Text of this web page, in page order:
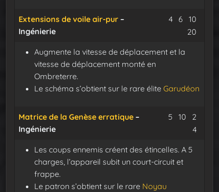
Extensions de voile air-pur –
Ingénierie
4 Minerai de
6 10
20
Augmente la vitesse de déplacement et la
vitesse de déplacement monté en
Ombreterre.
Le schéma s’obtient sur le rare élite Garudéon
Matrice de la Genèse erratique –
Ingénierie
5 Minerai de
10 2
4
Les coups ennemis créent des étincelles. A 5
charges, l’appareil subit un court-circuit et
frappe.
Le patron s’obtient sur le rare Noyau